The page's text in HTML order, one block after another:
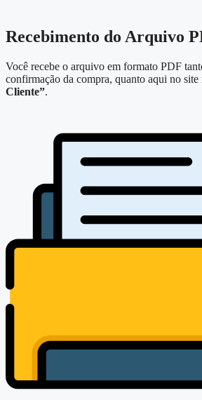
Recebimento do Arquivo
Você recebe o arquivo em formato PDF
confirmação da compra, quanto aqui no site
Cliente”.